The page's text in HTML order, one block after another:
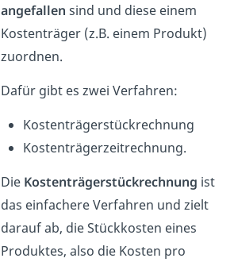
angefallen sind und diese einem
Kostenträger (z.B. einem Produkt)
zuordnen.
Dafür gibt es zwei Verfahren:
Kostenträgerstückrechnung
Kostenträgerzeitrechnung.
Die Kostenträgerstückrechnung ist
das einfachere Verfahren und zielt
darauf ab, die Stückkosten eines
Produktes, also die Kosten pro